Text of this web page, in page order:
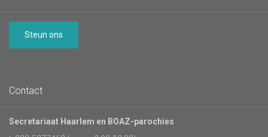
Steun ons
Contact
Secretariaat Haarlem en BOAZ-parochies